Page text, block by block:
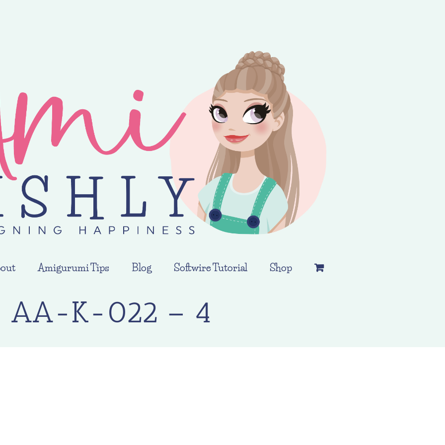
Amigurumi Tips Blog Softwire Tutorial Shop
AA-K-022 – 4
ontvang je 25% korting op alle losse Amilishly patronen bij een minimale besteding van €10,-. Geldig tot en met